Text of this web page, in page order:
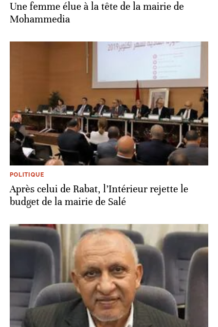
Une femme élue à la tête de la mairie de
Mohammedia
POLITIQUE
Après celui de Rabat, l’Intérieur rejette le
budget de la mairie de Salé